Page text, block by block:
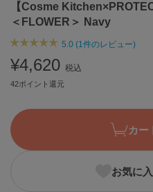
ASICS
アシックス
Ballelite
バレリット
BANDOLIER
バンドリヤー
Barbour
【Cosme
＜FLOWER＞ Navy
5.0 (1件のレビュー)
¥4,620 税込
42ポイント還元
カー
お気に